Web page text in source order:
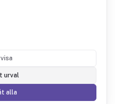
urval
alla
365
+
frågbar data, med
huvudbok, reskontror